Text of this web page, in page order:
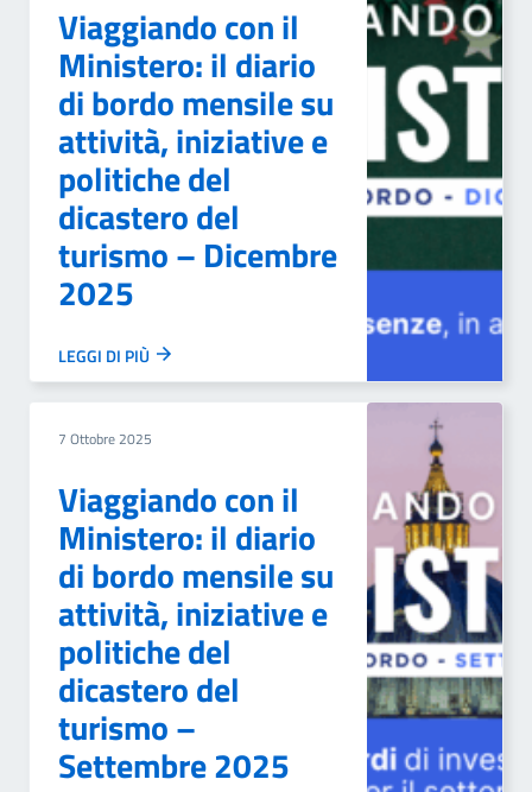
Viaggiando con il
Ministero: il diario
di bordo mensile su
attività, iniziative e
politiche del
dicastero del
turismo – Dicembre
2025
LEGGI DI PIÙ
7 Ottobre 2025
Viaggiando con il
Ministero: il diario
di bordo mensile su
attività, iniziative e
politiche del
dicastero del
turismo –
Settembre 2025